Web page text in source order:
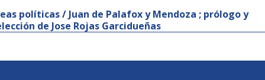
políticas / Juan de Palafox y Mendoza ; prólogo y
de Jose Rojas Garcidueñas